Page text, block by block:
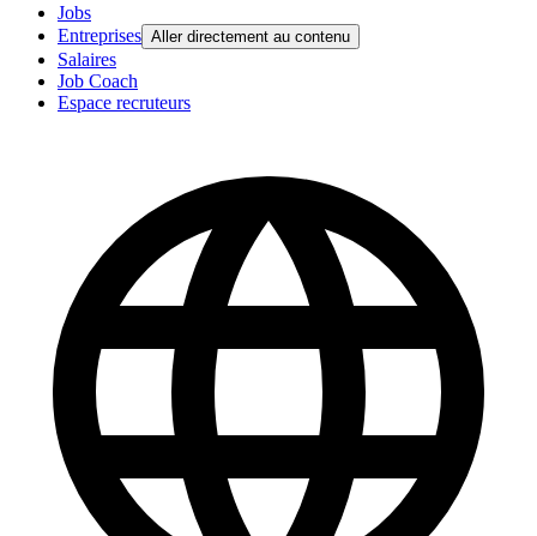
Jobs
Entreprises Aller directement au contenu
Salaires
Job Coach
Espace recruteurs